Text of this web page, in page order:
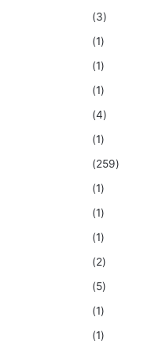
(3)
(1)
(1)
(1)
(4)
(1)
(259)
(1)
(1)
(1)
(2)
(5)
(1)
(1)